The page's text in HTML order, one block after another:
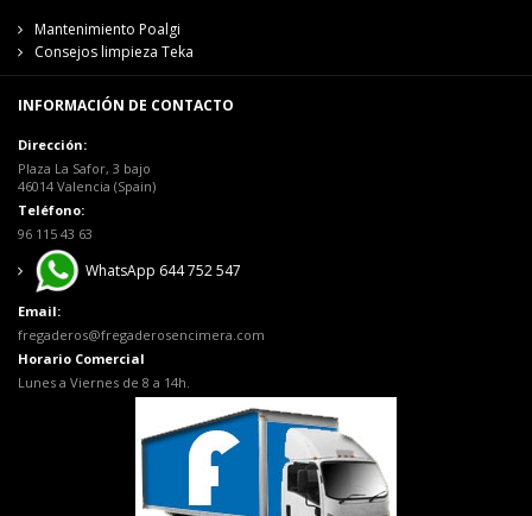
Mantenimiento Poalgi
Consejos limpieza Teka
INFORMACIÓN DE CONTACTO
Dirección:
Plaza La Safor, 3 bajo
46014 Valencia (Spain)
Teléfono:
96 115 43 63
WhatsApp 644 752 547
Email:
fregaderos@fregaderosencimera.com
Horario Comercial
Lunes a Viernes de 8 a 14h.